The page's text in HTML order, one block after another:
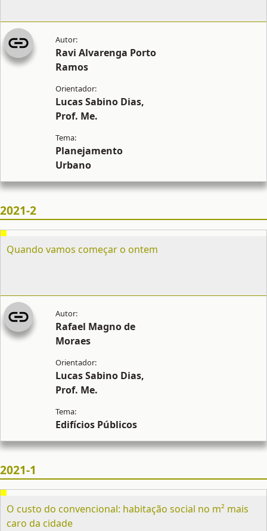
Ravi Alvarenga Porto
Ramos
Lucas Sabino Dias,
Prof. Me.
Planejamento
Urbano
2021-2
Quando vamos começar o ontem
Rafael Magno de
Moraes
Lucas Sabino Dias,
Prof. Me.
Edifícios Públicos
2021-1
O custo do convencional: habitação social no m² mais
caro da cidade